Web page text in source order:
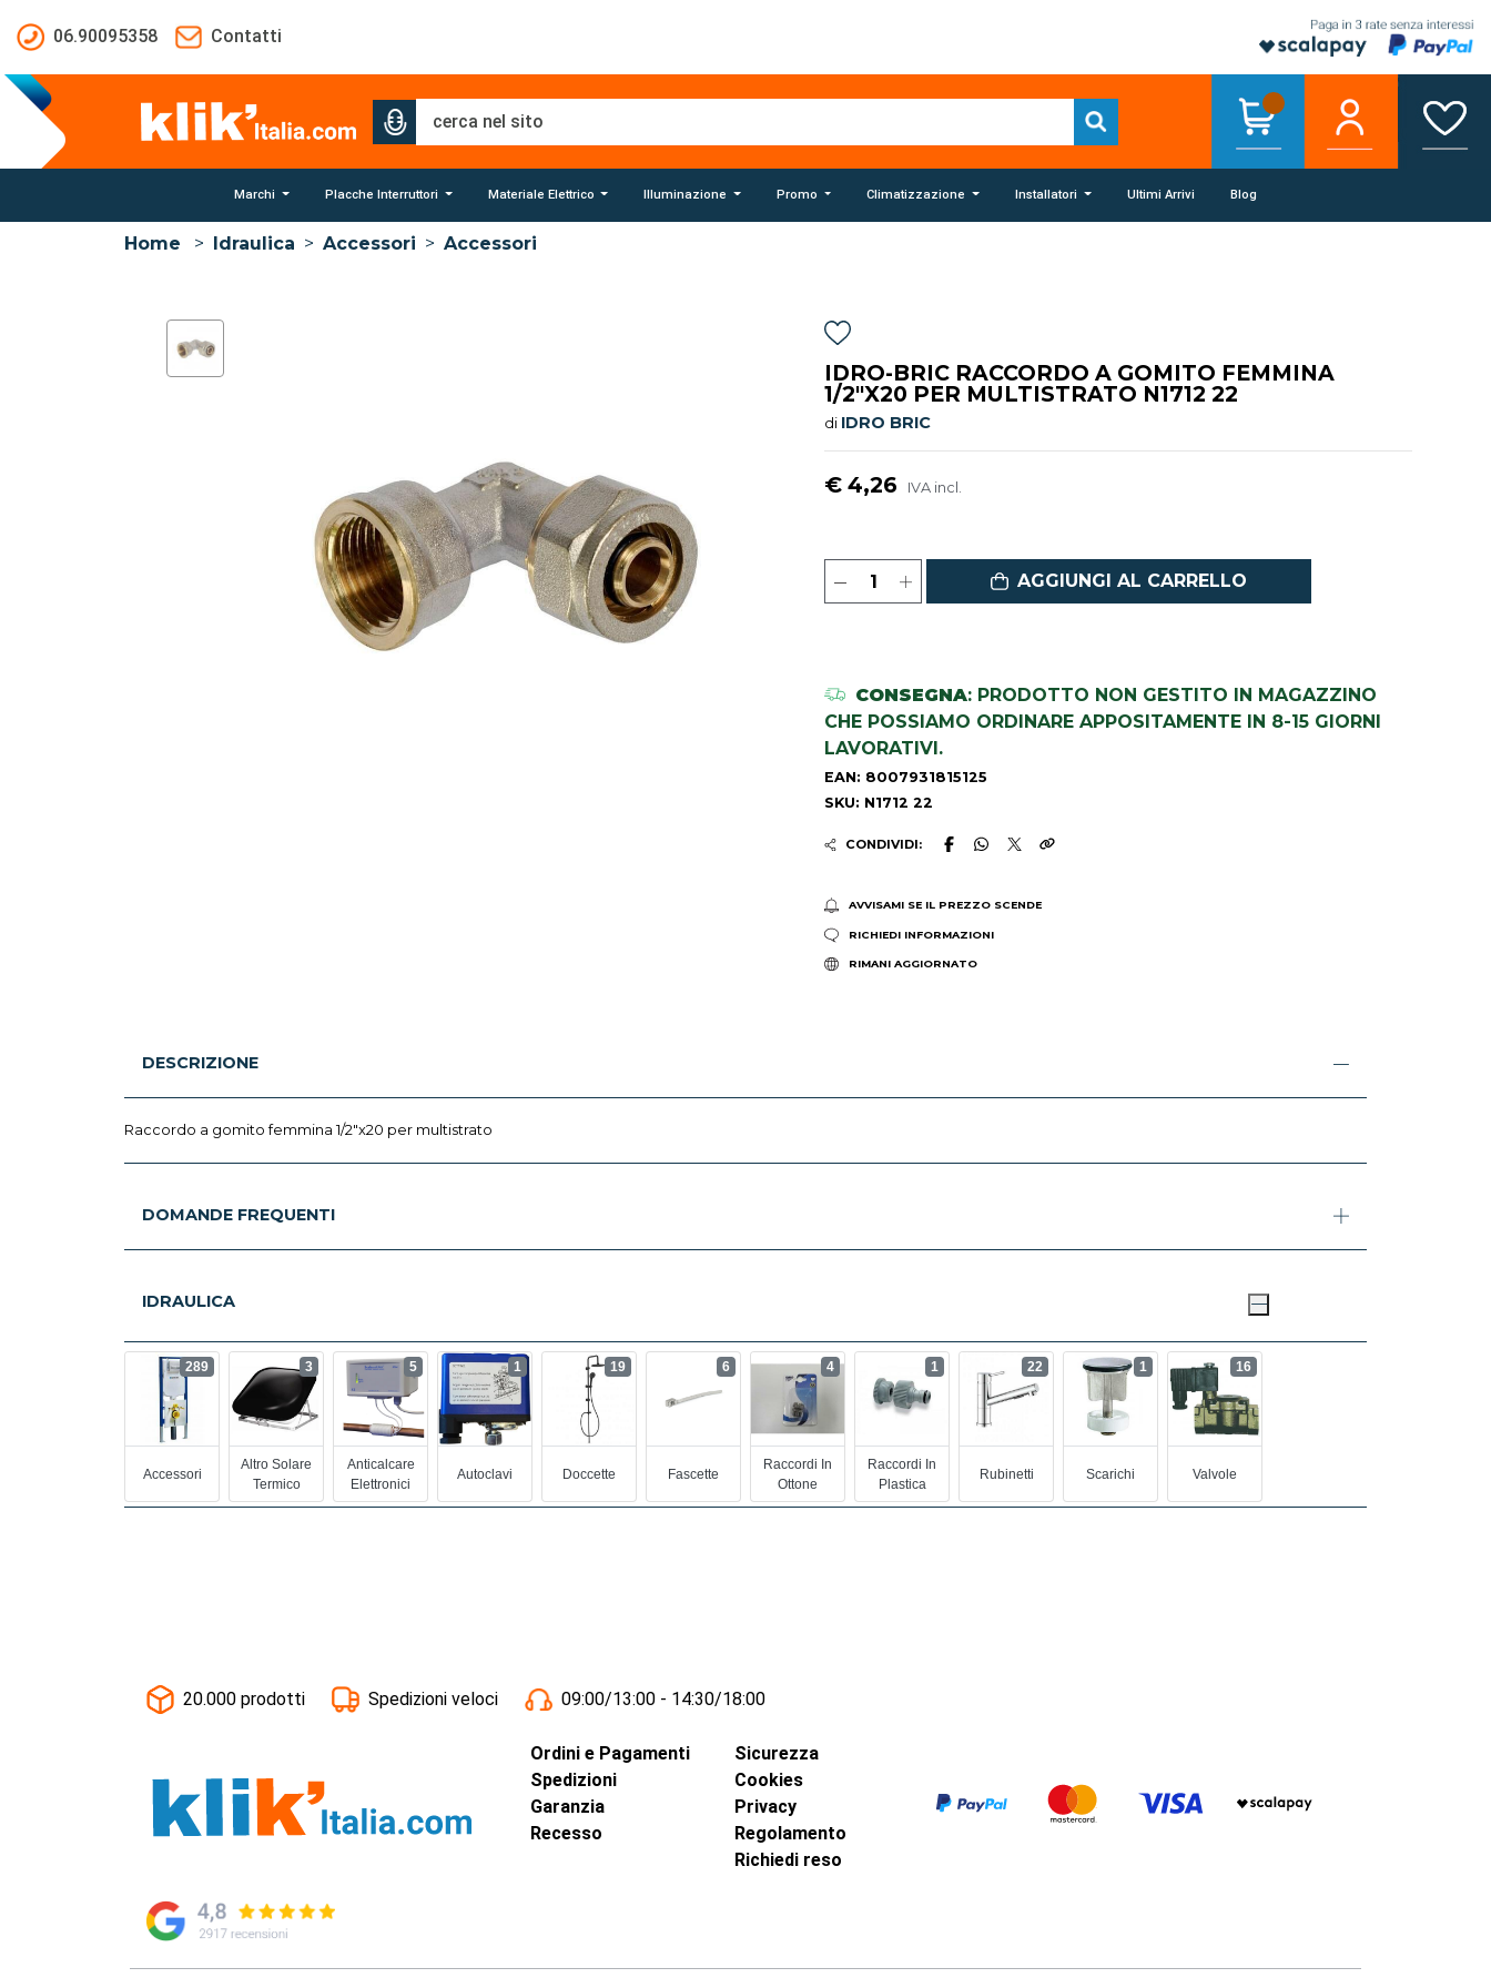
06.90095358
Contatti
Marchi Placche Interruttori Materiale Elettrico Illuminazione Promo Climatizzazione Installatori Ultimi Arrivi Blog
Home > Idraulica > Accessori > Accessori
IDRO-BRIC RACCORDO A GOMITO FEMMINA
1/2"X20 PER MULTISTRATO N1712 22
di IDRO BRIC
€ 4,26 IVA incl.
AGGIUNGI AL CARRELLO
CONSEGNA: PRODOTTO NON GESTITO IN MAGAZZINO
CHE POSSIAMO ORDINARE APPOSITAMENTE IN 8-15 GIORNI
LAVORATIVI.
EAN: 8007931815125
SKU: N1712 22
CONDIVIDI:
AVVISAMI SE IL PREZZO SCENDE
RICHIEDI INFORMAZIONI
RIMANI AGGIORNATO
DESCRIZIONE
Raccordo a gomito femmina 1/2"x20 per multistrato
DOMANDE FREQUENTI
IDRAULICA
Accessori
289
Altro Solare
Termico
3
Anticalcare
Elettronici
5
Autoclavi
1
Doccette
19
Fascette
6
Raccordi In
Ottone
4
Raccordi In
Plastica
1
Rubinetti
22
Scarichi
1
Valvole
16
20.000 prodotti Spedizioni veloci 09:00/13:00 - 14:30/18:00
Ordini e Pagamenti
Spedizioni
Garanzia
Recesso
Sicurezza
Cookies
Privacy
Regolamento
Richiedi reso